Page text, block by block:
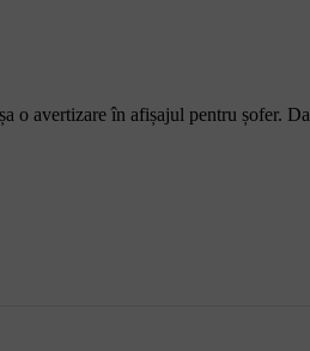
o avertizare în afișajul pentru șofer.